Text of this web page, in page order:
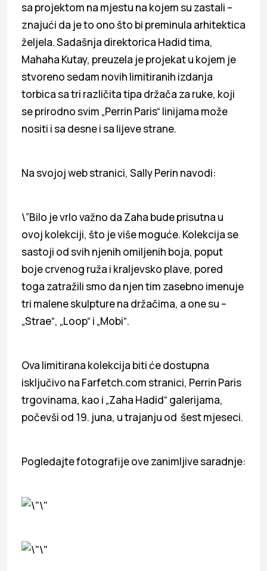
sa projektom na mjestu na kojem su zastali –
znajući da je to ono što bi preminula arhitektica
željela. Sadašnja direktorica Hadid tima,
Mahaha Kutay, preuzela je projekat u kojem je
stvoreno sedam novih limitiranih izdanja
torbica sa tri različita tipa držača za ruke, koji
se prirodno svim „Perrin Paris“ linijama može
nositi i sa desne i sa lijeve strane.
Na svojoj web stranici, Sally Perin navodi:
\”Bilo je vrlo važno da Zaha bude prisutna u
ovoj kolekciji, što je više moguće. Kolekcija se
sastoji od svih njenih omiljenih boja, poput
boje crvenog ruža i kraljevsko plave, pored
toga zatražili smo da njen tim zasebno imenuje
tri malene skulpture na držačima, a one su –
„Strae“, „Loop“ i „Mobi“.
Ova limitirana kolekcija biti će dostupna
isključivo na Farfetch.com stranici, Perrin Paris
trgovinama, kao i „Zaha Hadid“ galerijama,
počevši od 19. juna, u trajanju od šest mjeseci.
Pogledajte fotografije ove zanimljive saradnje: